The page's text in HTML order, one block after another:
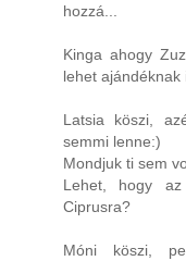
hozzá...
Kinga ahogy
lehet ajándéknak
Latsia köszi,
semmi lenne:)
Mondjuk ti sem
Lehet, hogy
Ciprusra?
Móni köszi,